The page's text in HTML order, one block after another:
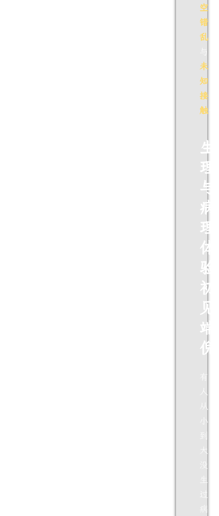
空
错
乱
未
知
接
触
生
理
与
病
理
体
初
见
端
倪
有
人
从
小
大
没
生
过